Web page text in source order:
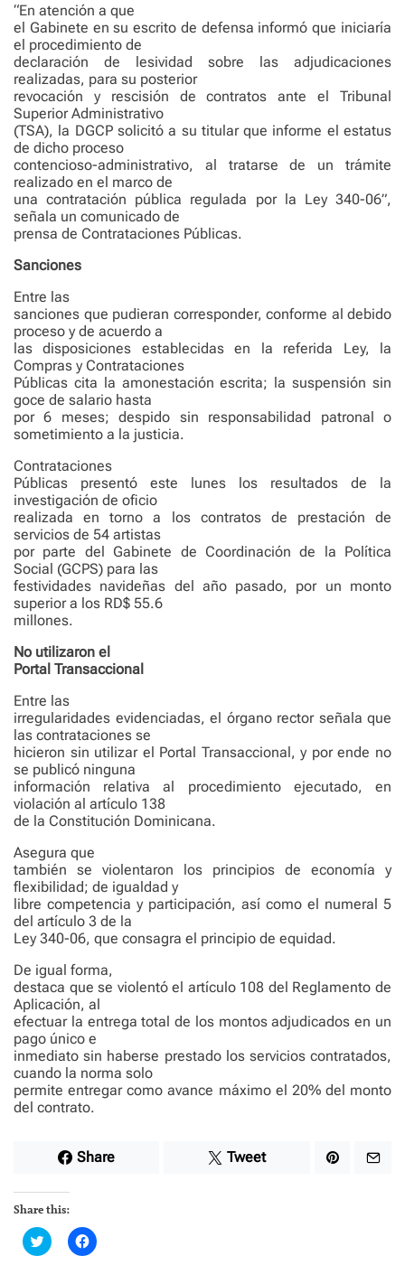
“En atención a que
el Gabinete en su escrito de defensa informó que iniciaría
el procedimiento de
declaración de lesividad sobre las adjudicaciones
realizadas, para su posterior
revocación y rescisión de contratos ante el Tribunal
Superior Administrativo
(TSA), la DGCP solicitó a su titular que informe el estatus
de dicho proceso
contencioso-administrativo, al tratarse de un trámite
realizado en el marco de
una contratación pública regulada por la Ley 340-06”,
señala un comunicado de
prensa de Contrataciones Públicas.
Sanciones
Entre las
sanciones que pudieran corresponder, conforme al debido
proceso y de acuerdo a
las disposiciones establecidas en la referida Ley, la
Compras y Contrataciones
Públicas cita la amonestación escrita; la suspensión sin
goce de salario hasta
por 6 meses; despido sin responsabilidad patronal o
sometimiento a la justicia.
Contrataciones
Públicas presentó este lunes los resultados de la
investigación de oficio
realizada en torno a los contratos de prestación de
servicios de 54 artistas
por parte del Gabinete de Coordinación de la Política
Social (GCPS) para las
festividades navideñas del año pasado, por un monto
superior a los RD$ 55.6
millones.
No utilizaron el
Portal Transaccional
Entre las
irregularidades evidenciadas, el órgano rector señala que
las contrataciones se
hicieron sin utilizar el Portal Transaccional, y por ende no
se publicó ninguna
información relativa al procedimiento ejecutado, en
violación al artículo 138
de la Constitución Dominicana.
Asegura que
también se violentaron los principios de economía y
flexibilidad; de igualdad y
libre competencia y participación, así como el numeral 5
del artículo 3 de la
Ley 340-06, que consagra el principio de equidad.
De igual forma,
destaca que se violentó el artículo 108 del Reglamento de
Aplicación, al
efectuar la entrega total de los montos adjudicados en un
pago único e
inmediato sin haberse prestado los servicios contratados,
cuando la norma solo
permite entregar como avance máximo el 20% del monto
del contrato.
Share Tweet
Share this:
C
l
C
l